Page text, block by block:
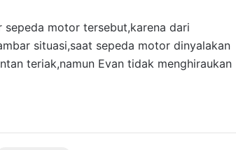
sepeda motor tersebut,karena dari
situasi,saat sepeda motor dinyalakan
teriak,namun Evan tidak menghiraukan